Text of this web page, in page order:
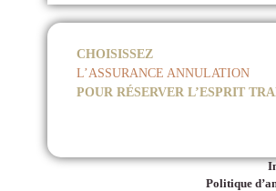
CHOISISSEZ
L’ASSURANCE ANNULATION
POUR RÉSERVER L’ESPRIT
Politique